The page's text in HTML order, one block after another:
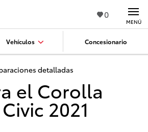
0
Vehículos Concesionario
MENÚ
detalladas
el Corolla
2021